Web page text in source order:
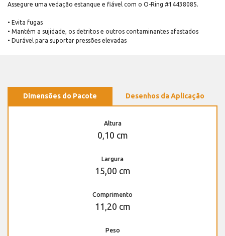
Assegure uma vedação estanque e fiável com o O-Ring #14438085.
• Evita fugas
• Mantém a sujidade, os detritos e outros contaminantes afastados
• Durável para suportar pressões elevadas
Dimensões do Pacote Desenhos da Aplicação
Altura
0,10 cm
Largura
15,00 cm
Comprimento
11,20 cm
Peso